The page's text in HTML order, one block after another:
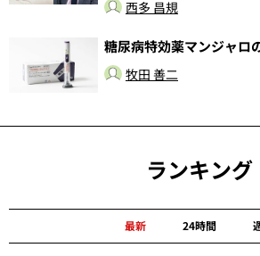
西多 昌規
糖尿病特効薬マンジャロ
牧田 善二
ランキング
最新 24時間